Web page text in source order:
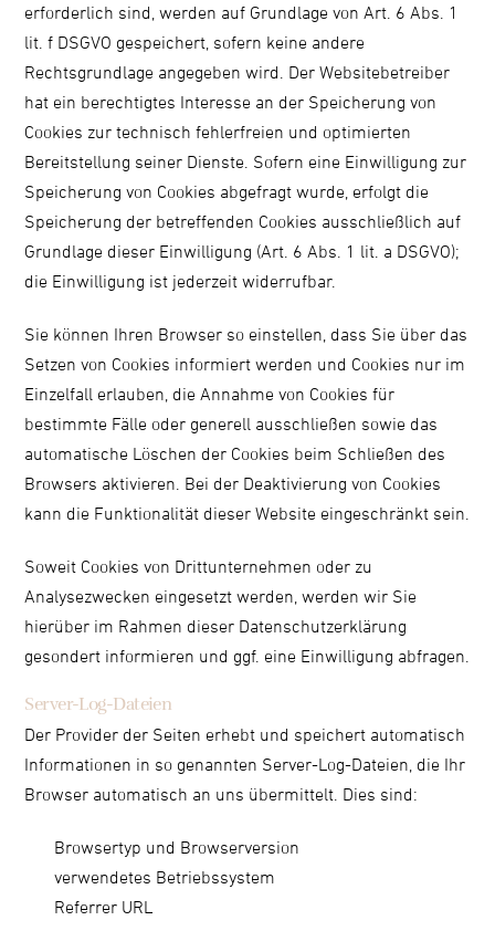
erforderlich sind, werden auf Grundlage von Art. 6 Abs. 1
lit. f DSGVO gespeichert, sofern keine andere
Rechtsgrundlage angegeben wird. Der Websitebetreiber
hat ein berechtigtes Interesse an der Speicherung von
Cookies zur technisch fehlerfreien und optimierten
Bereitstellung seiner Dienste. Sofern eine Einwilligung zur
Speicherung von Cookies abgefragt wurde, erfolgt die
Speicherung der betreffenden Cookies ausschließlich auf
Grundlage dieser Einwilligung (Art. 6 Abs. 1 lit. a DSGVO);
die Einwilligung ist jederzeit widerrufbar.
Sie können Ihren Browser so einstellen, dass Sie über das
Setzen von Cookies informiert werden und Cookies nur im
Einzelfall erlauben, die Annahme von Cookies für
bestimmte Fälle oder generell ausschließen sowie das
automatische Löschen der Cookies beim Schließen des
Browsers aktivieren. Bei der Deaktivierung von Cookies
kann die Funktionalität dieser Website eingeschränkt sein.
Soweit Cookies von Drittunternehmen oder zu
Analysezwecken eingesetzt werden, werden wir Sie
hierüber im Rahmen dieser Datenschutzerklärung
gesondert informieren und ggf. eine Einwilligung abfragen.
Server-Log-Dateien
Der Provider der Seiten erhebt und speichert automatisch
Informationen in so genannten Server-Log-Dateien, die Ihr
Browser automatisch an uns übermittelt. Dies sind:
Browsertyp und Browserversion
verwendetes Betriebssystem
Referrer URL